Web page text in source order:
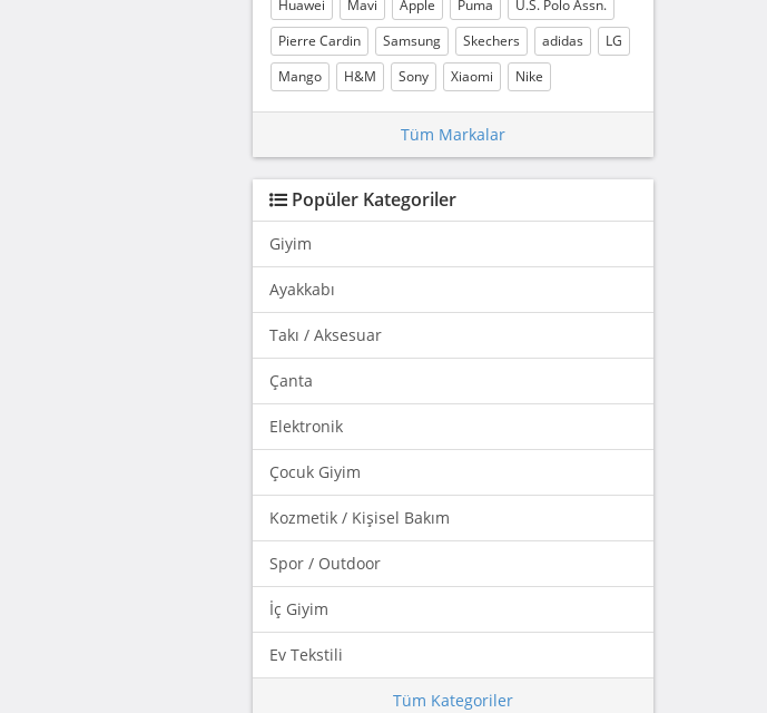
Huawei Mavi Apple Puma
U.S. Polo Assn.
Pierre Cardin
Samsung Skechers adidas
LG
Mango
H&M Sony Xiaomi Nike
Tüm Markalar
Popüler Kategoriler
Giyim
Ayakkabı
Takı / Aksesuar
Çanta
Elektronik
Çocuk Giyim
Kozmetik / Kişisel Bakım
Spor / Outdoor
İç Giyim
Ev Tekstili
Tüm Kategoriler